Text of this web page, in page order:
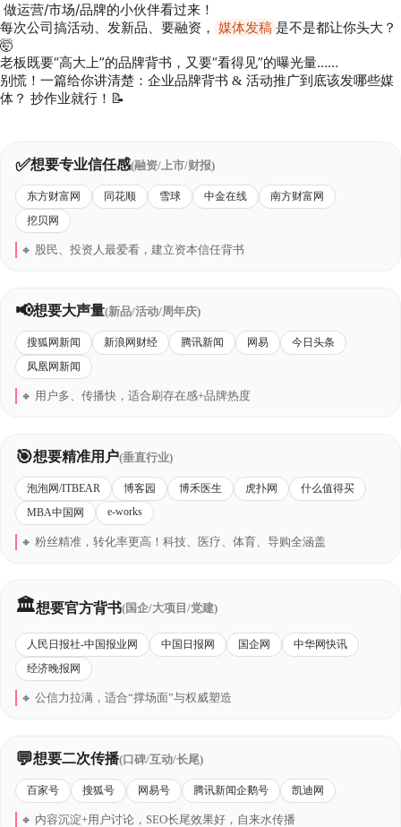
做运营/市场/品牌的小伙伴看过来！
每次公司搞活动、发新品、要融资， 媒体发稿 是不是都让你头大？
🤯
老板既要“高大上”的品牌背书，又要“看得见”的曝光量……
别慌！一篇给你讲清楚： 企业品牌背书 & 活动推广到底该发哪些媒
体？ 抄作业就行！📝
精准选对渠道，效果放大10倍
✅想要专业信任感(融资/上市/财报)
东方财富网 同花顺 雪球 中金在线
南方财富网
挖贝网
🔸 股民、投资人最爱看，建立资本信任背书
📢想要大声量(新品/活动/周年庆)
搜狐网新闻 新浪网财经 腾讯新闻 网易
今日头条
凤凰网新闻
🔸 用户多、传播快，适合刷存在感+品牌热度
🎯想要精准用户(垂直行业)
泡泡网/ITBEAR 博客园 博禾医生 虎扑网
什么值得买
MBA中国网
e-works
🔸 粉丝精准，转化率更高！科技、医疗、体育、导购全涵盖
🏛️想要官方背书(国企/大项目/党建)
人民日报社-中国报业网 中国日报网 国企网
中华网快讯
经济晚报网
🔸 公信力拉满，适合“撑场面”与权威塑造
💬想要二次传播(口碑/互动/长尾)
百家号 搜狐号 网易号 腾讯新闻企鹅号 凯迪网
🔸 内容沉淀+用户讨论，SEO长尾效果好，自来水传播